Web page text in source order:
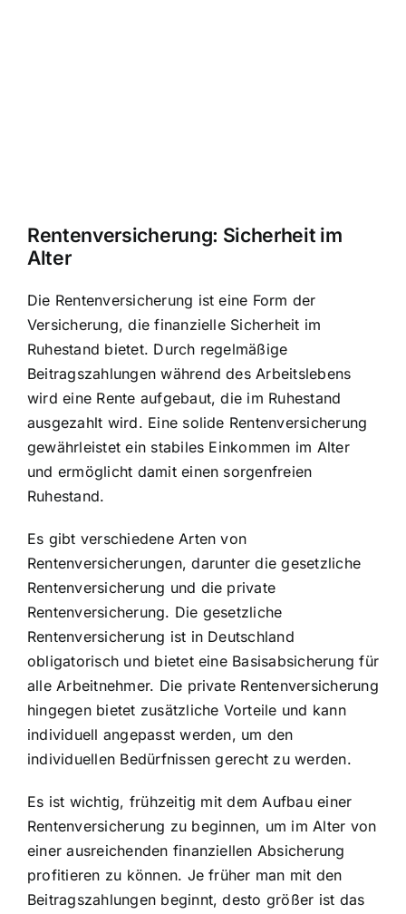
Rentenversicherung: Sicherheit im
Alter
Die Rentenversicherung ist eine Form der
Versicherung, die finanzielle Sicherheit im
Ruhestand bietet. Durch regelmäßige
Beitragszahlungen während des Arbeitslebens
wird eine Rente aufgebaut, die im Ruhestand
ausgezahlt wird. Eine solide Rentenversicherung
gewährleistet ein stabiles Einkommen im Alter
und ermöglicht damit einen sorgenfreien
Ruhestand.
Es gibt verschiedene Arten von
Rentenversicherungen, darunter die gesetzliche
Rentenversicherung und die private
Rentenversicherung. Die gesetzliche
Rentenversicherung ist in Deutschland
obligatorisch und bietet eine Basisabsicherung für
alle Arbeitnehmer. Die private Rentenversicherung
hingegen bietet zusätzliche Vorteile und kann
individuell angepasst werden, um den
individuellen Bedürfnissen gerecht zu werden.
Es ist wichtig, frühzeitig mit dem Aufbau einer
Rentenversicherung zu beginnen, um im Alter von
einer ausreichenden finanziellen Absicherung
profitieren zu können. Je früher man mit den
Beitragszahlungen beginnt, desto größer ist das